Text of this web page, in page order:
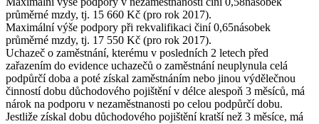
průměrné mzdy, tj. 15 660 Kč (pro rok 2017).
Maximální výše podpory při rekvalifikaci činí 0,65násobek
průměrné mzdy, tj. 17 550 Kč (pro rok 2017).
Uchazeč o zaměstnání, kterému v posledních 2 letech před
zařazením do evidence uchazečů o zaměstnání neuplynula celá
podpůrčí doba a poté získal zaměstnáním nebo jinou výdělečnou
činností dobu důchodového pojištění v délce alespoň 3 měsíců, má
nárok na podporu v nezaměstnanosti po celou podpůrčí dobu.
Jestliže získal dobu důchodového pojištění kratší než 3 měsíce, má